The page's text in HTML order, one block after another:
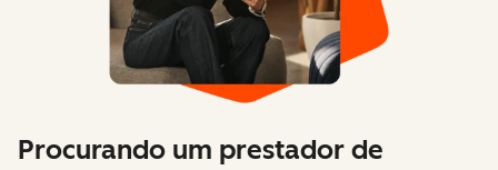
Procurando um prestador de